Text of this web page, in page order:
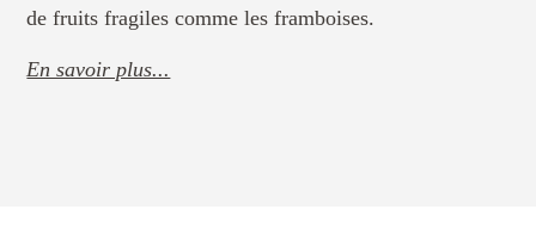
de fruits fragiles comme les framboises.
En savoir plus...